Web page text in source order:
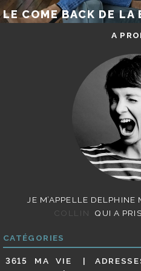
LE COME BACK DE LA
A
JE M’APPELLE DELPHINE
COLLIN
QUI A
CATÉGORIES
3615 MA VIE